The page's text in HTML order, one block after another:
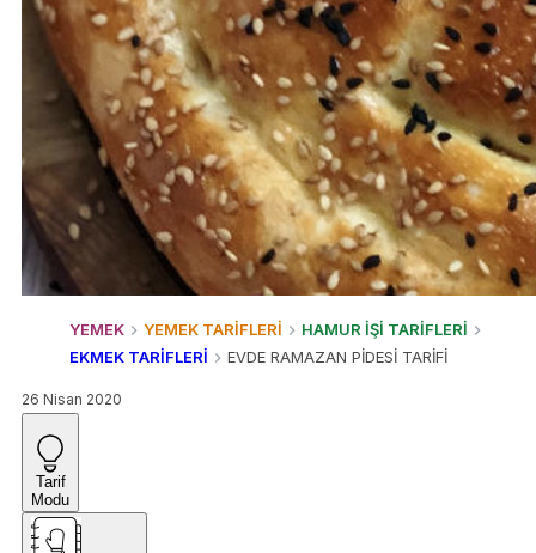
YEMEK YEMEK TARİFLERİ
HAMUR İŞİ TARİFLERİ
EKMEK TARİFLERİ
EVDE RAMAZAN PİDESİ TARİFİ
26 Nisan 2020
Tarif
Modu